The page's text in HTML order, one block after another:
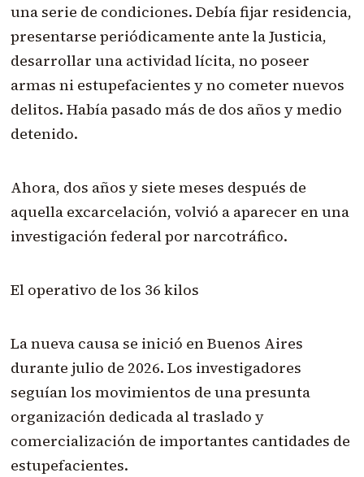
una serie de condiciones. Debía fijar residencia,
presentarse periódicamente ante la Justicia,
desarrollar una actividad lícita, no poseer
armas ni estupefacientes y no cometer nuevos
delitos. Había pasado más de dos años y medio
detenido.
Ahora, dos años y siete meses después de
aquella excarcelación, volvió a aparecer en una
investigación federal por narcotráfico.
El operativo de los 36 kilos
La nueva causa se inició en Buenos Aires
durante julio de 2026. Los investigadores
seguían los movimientos de una presunta
organización dedicada al traslado y
comercialización de importantes cantidades de
estupefacientes.